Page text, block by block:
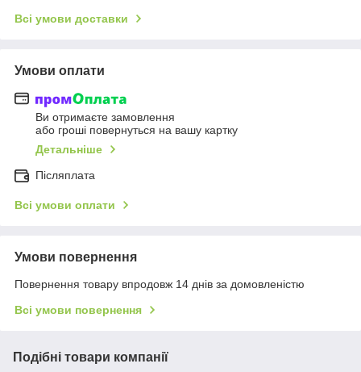
Всі умови доставки
Умови оплати
Ви отримаєте замовлення
або гроші повернуться на вашу картку
Детальніше
Післяплата
Всі умови оплати
Умови повернення
Повернення товару впродовж 14 днів за домовленістю
Всі умови повернення
Подібні товари компанії